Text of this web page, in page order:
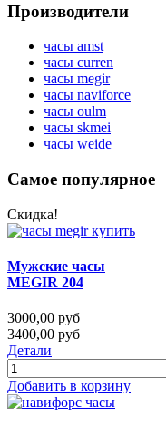
Производители
часы amst
часы curren
часы megir
часы naviforce
часы oulm
часы skmei
часы weide
Самое популярное
Скидка!
Мужские часы
MEGIR 204
3000,00 руб
3400,00 руб
Детали
Добавить в корзину